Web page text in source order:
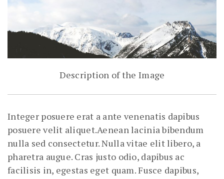
Description of the Image
Integer posuere erat a ante venenatis dapibus
posuere velit aliquet.Aenean lacinia bibendum
nulla sed consectetur. Nulla vitae elit libero, a
pharetra augue. Cras justo odio, dapibus ac
facilisis in, egestas eget quam. Fusce dapibus,